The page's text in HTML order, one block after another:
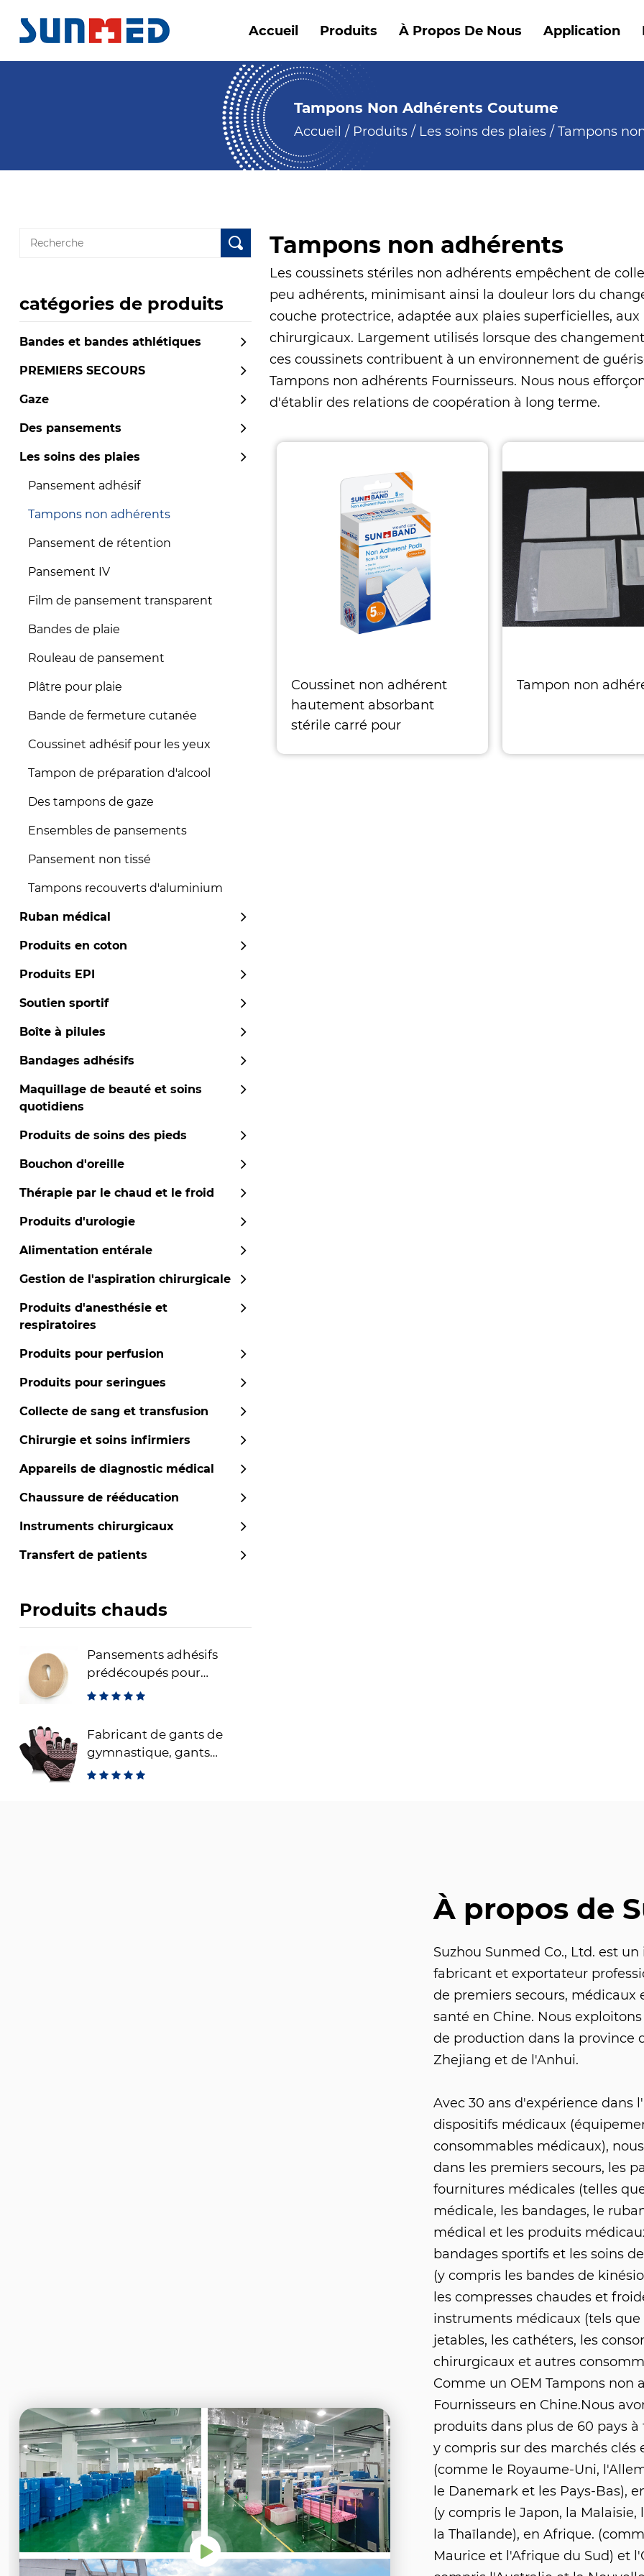
Accueil Produits À Propos De Nous Application
Tampons Non Adhérents Coutume
Accueil / Produits/ Les soins des plaies/ Tampons
catégories de produits
Bandes et bandes athlétiques
PREMIERS SECOURS
Gaze
Des pansements
Les soins des plaies
Pansement adhésif
Tampons non adhérents
Pansement de rétention
Pansement IV
Film de pansement transparent
Bandes de plaie
Rouleau de pansement
Plâtre pour plaie
Bande de fermeture cutanée
Coussinet adhésif pour les yeux
Tampon de préparation d'alcool
Des tampons de gaze
Ensembles de pansements
Pansement non tissé
Tampons recouverts d'aluminium
Ruban médical
Produits en coton
Produits EPI
Soutien sportif
Boîte à pilules
Bandages adhésifs
Maquillage de beauté et soins
quotidiens
Produits de soins des pieds
Bouchon d'oreille
Thérapie par le chaud et le froid
Produits d'urologie
Alimentation entérale
Gestion de l'aspiration chirurgicale
Produits d'anesthésie et
respiratoires
Produits pour perfusion
Produits pour seringues
Collecte de sang et transfusion
Chirurgie et soins infirmiers
Appareils de diagnostic médical
Chaussure de rééducation
Instruments chirurgicaux
Transfert de patients
Produits chauds
Pansements adhésifs
prédécoupés pour
capteurs CGM Dexcom –
adhésifs étanches
Fabricant de gants de
gymnastique, gants
d'entraînement sans
Tampons non adhérents
Les coussinets stériles non adhérents empêchent de
peu adhérents, minimisant ainsi la douleur lors du
couche protectrice, adaptée aux plaies superficielles,
chirurgicaux. Largement utilisés lorsque des
ces coussinets contribuent à un environnement de
Tampons non adhérents Fournisseurs. Nous nous
d'établir des relations de coopération à long terme.
Coussinet non adhérent
hautement absorbant
stérile carré pour
Tampon non
À propos de
Suzhou Sunmed Co., Ltd. est
fabricant et exportateur
de premiers secours, médicaux
santé en Chine. Nous
de production dans la province
Zhejiang et de l'Anhui.
Avec 30 ans d'expérience dans
dispositifs médicaux
consommables médicaux),
dans les premiers secours, les
fournitures médicales (telles
médicale, les bandages, le
médical et les produits
bandages sportifs et les soins
(y compris les bandes de
les compresses chaudes et
instruments médicaux (tels que
jetables, les cathéters, les
chirurgicaux et autres
Comme un OEM Tampons non
Fournisseurs en Chine.Nous
produits dans plus de 60 pays
y compris sur des marchés clés
(comme le Royaume-Uni,
le Danemark et les Pays-Bas),
(y compris le Japon, la
la Thaïlande), en Afrique.
Maurice et l'Afrique du Sud) et